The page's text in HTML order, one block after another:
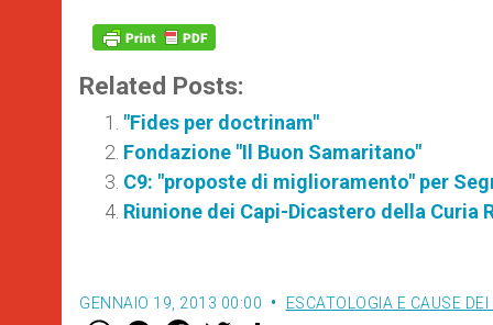
Related Posts:
"Fides per doctrinam"
Fondazione "Il Buon Samaritano"
C9: "proposte di miglioramento" per
Riunione dei Capi-Dicastero della Curia
GENNAIO 19, 2013 00:00 ESCATOLOGIA E CAUSE DEI